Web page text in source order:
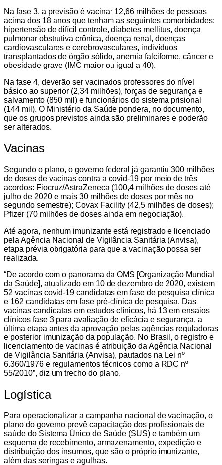
Na fase 3, a previsão é vacinar 12,66 milhões de pessoas
acima dos 18 anos que tenham as seguintes comorbidades:
hipertensão de difícil controle, diabetes mellitus, doença
pulmonar obstrutiva crônica, doença renal, doenças
cardiovasculares e cerebrovasculares, indivíduos
transplantados de órgão sólido, anemia falciforme, câncer e
obesidade grave (IMC maior ou igual a 40).
Na fase 4, deverão ser vacinados professores do nível
básico ao superior (2,34 milhões), forças de segurança e
salvamento (850 mil) e funcionários do sistema prisional
(144 mil). O Ministério da Saúde pondera, no documento,
que os grupos previstos ainda são preliminares e poderão
ser alterados.
Vacinas
Segundo o plano, o governo federal já garantiu 300 milhões
de doses de vacinas contra a covid-19 por meio de três
acordos: Fiocruz/AstraZeneca (100,4 milhões de doses até
julho de 2020 e mais 30 milhões de doses por mês no
segundo semestre); Covax Facility (42,5 milhões de doses);
Pfizer (70 milhões de doses ainda em negociação).
Até agora, nenhum imunizante está registrado e licenciado
pela Agência Nacional de Vigilância Sanitária (Anvisa),
etapa prévia obrigatória para que a vacinação possa ser
realizada.
“De acordo com o panorama da OMS [Organização Mundial
da Saúde], atualizado em 10 de dezembro de 2020, existem
52 vacinas covid-19 candidatas em fase de pesquisa clínica
e 162 candidatas em fase pré-clínica de pesquisa. Das
vacinas candidatas em estudos clínicos, há 13 em ensaios
clínicos fase 3 para avaliação de eficácia e segurança, a
última etapa antes da aprovação pelas agências reguladoras
e posterior imunização da população. No Brasil, o registro e
licenciamento de vacinas é atribuição da Agência Nacional
de Vigilância Sanitária (Anvisa), pautados na Lei nº
6.360/1976 e regulamentos técnicos como a RDC nº
55/2010”, diz um trecho do plano.
Logística
Para operacionalizar a campanha nacional de vacinação, o
plano do governo prevê capacitação dos profissionais de
saúde do Sistema Único de Saúde (SUS) e também um
esquema de recebimento, armazenamento, expedição e
distribuição dos insumos, que são o próprio imunizante,
além das seringas e agulhas.